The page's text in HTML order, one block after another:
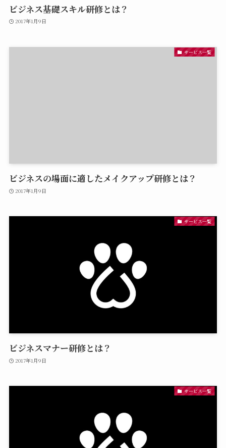
ビジネス基礎スキル研修とは？
2017年1月9日
サービス一覧
ビジネスの場面に適したメイクアップ研修とは？
2017年1月9日
サービス一覧
ビジネスマナー研修とは？
2017年1月9日
サービス一覧